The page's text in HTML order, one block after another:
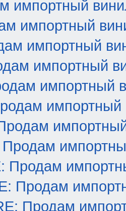
импортный
импортный
импортный
импортный
импортный
импортный
Продам
Продам
Продам
Продам